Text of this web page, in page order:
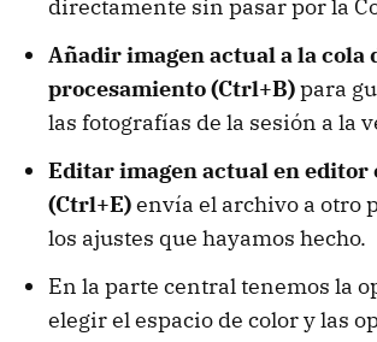
directamente sin pasar por la
Añadir imagen actual a la cola
procesamiento (Ctrl+B)para
las fotografías de la sesión a la
Editar imagen actual en editor
(Ctrl+E)envía el archivo a otro
los ajustes que hayamos hecho.
En la parte central tenemos la
elegir el espacio de color y las